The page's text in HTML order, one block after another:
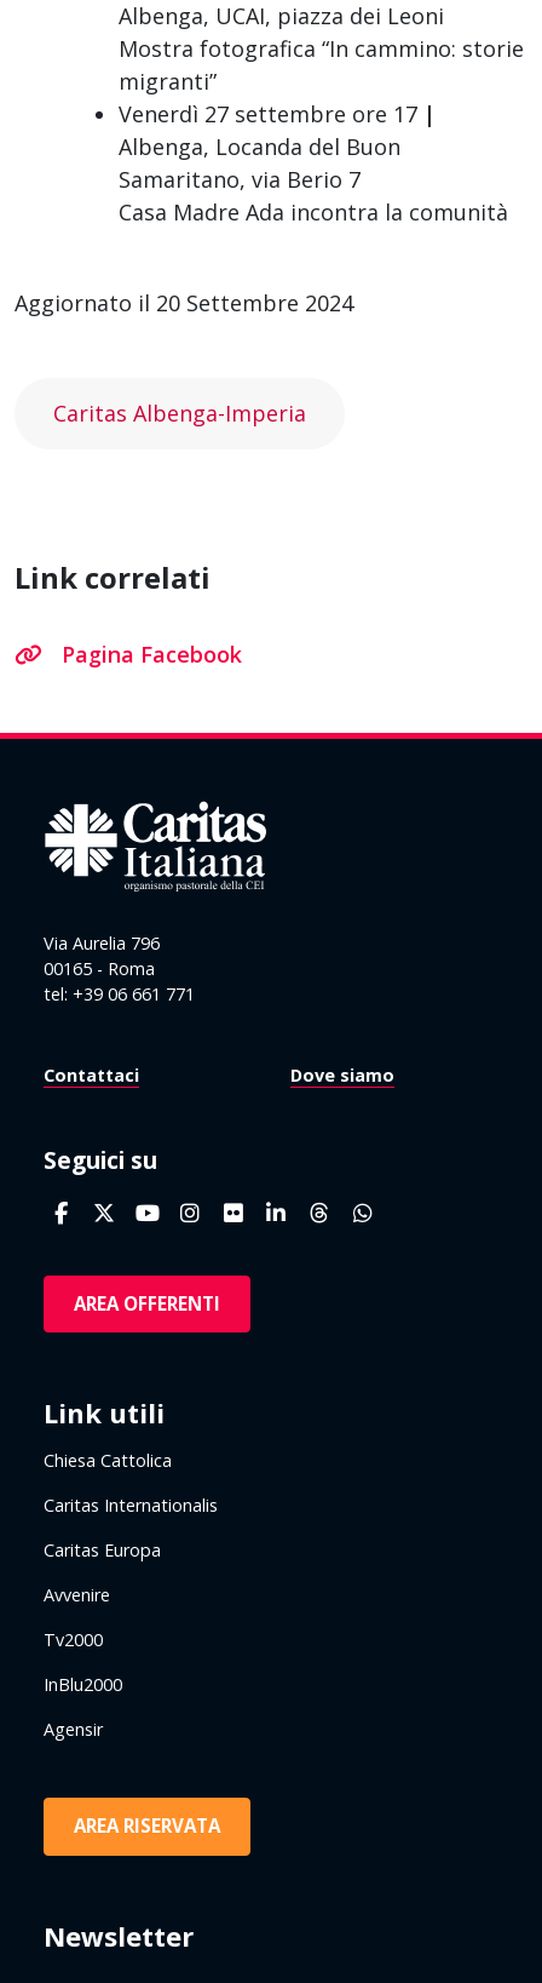
Albenga, UCAI, piazza dei Leoni
Mostra fotografica “In cammino: storie
migranti”
Venerdì 27 settembre ore 17 |
Albenga, Locanda del Buon
Samaritano, via Berio 7
Casa Madre Ada incontra la comunità
Aggiornato il 20 Settembre 2024
Caritas Albenga-Imperia
Link correlati
Pagina Facebook
Via Aurelia 796
00165 - Roma
tel: +39 06 661 771
Contattaci Dove siamo
Seguici su
AREA OFFERENTI
Link utili
Chiesa Cattolica
Caritas Internationalis
Caritas Europa
Avvenire
Tv2000
InBlu2000
Agensir
AREA RISERVATA
Newsletter